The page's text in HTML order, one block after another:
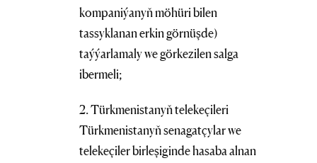
kompaniýanyň möhüri bilen
tassyklanan erkin görnüşde)
taýýarlamaly we görkezilen salga
ibermeli;
2. Türkmenistanyň telekeçileri
Türkmenistanyň senagatçylar we
telekeçiler birleşiginde hasaba alnan